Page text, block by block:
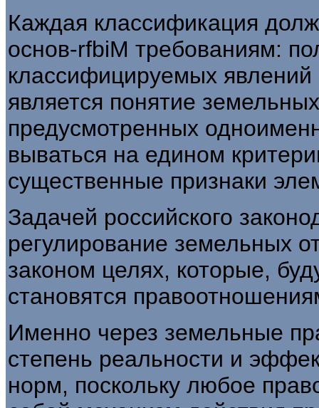
Каждая классификация
основ-rfbiM требованиям:
классифицируемых
является понятие
предусмотренных
вываться на едином
существенные признаки
Задачей российского
регулирование земельных
законом целях, которые,
становятся
Именно через земельные
степень ре­альности и
норм, поскольку любое